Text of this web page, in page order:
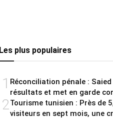
Les plus populaires
1 Réconciliation pénale :
résultats et met en garde
2Tourisme tunisien : Près de
visiteurs en sept mois, une